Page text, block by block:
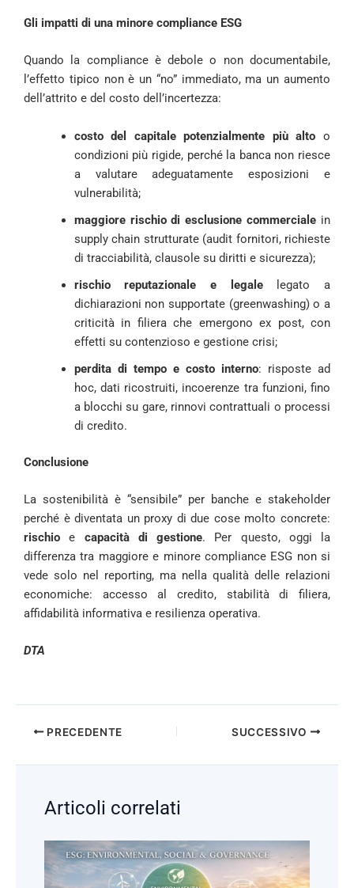
Gli impatti di una minore compliance ESG
Quando la compliance è debole o non documentabile,
l’effetto tipico non è un “no” immediato, ma un aumento
dell’attrito e del costo dell’incertezza:
costo del capitale potenzialmente più alto o
condizioni più rigide, perché la banca non riesce
a valutare adeguatamente esposizioni e
vulnerabilità;
maggiore rischio di esclusione commerciale in
supply chain strutturate (audit fornitori, richieste
di tracciabilità, clausole su diritti e sicurezza);
rischio reputazionale e legalelegato a
dichiarazioni non supportate (greenwashing) o a
criticità in filiera che emergono ex post, con
effetti su contenzioso e gestione crisi;
perdita di tempo e costo interno: risposte ad
hoc, dati ricostruiti, incoerenze tra funzioni, fino
a blocchi su gare, rinnovi contrattuali o processi
di credito.
Conclusione
La sostenibilità è “sensibile” per banche e stakeholder
perché è diventata un proxy di due cose molto concrete:
rischio e capacità di gestione. Per questo, oggi la
differenza tra maggiore e minore compliance ESG non si
vede solo nel reporting, ma nella qualità delle relazioni
economiche: accesso al credito, stabilità di filiera,
affidabilità informativa e resilienza operativa.
DTA
PRECEDENTE SUCCESSIVO
Articoli correlati